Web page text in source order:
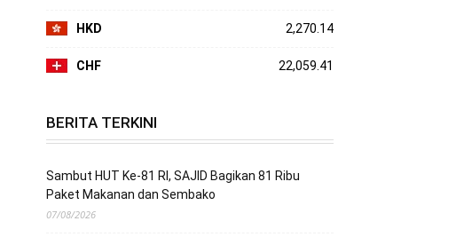
HKD 2,270.14
CHF 22,059.41
BERITA TERKINI
Sambut HUT Ke-81 RI, SAJID Bagikan 81 Ribu
Paket Makanan dan Sembako
07/08/2026